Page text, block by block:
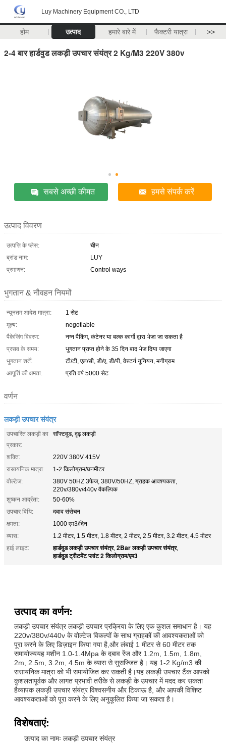
Luy Machinery Equipment CO., LTD
होम उत्पाद हमारे बारे में फैक्टरी यात्रा >>
2-4 बार हार्डवुड लकड़ी उपचार संयंत्र 2 Kg/M3 220V 380v
सबसे अच्छी कीमत हमसे संपर्क करें
उत्पाद विवरण
उत्पत्ति के प्लेस:
चीन
ब्रांड नाम:
LUY
प्रमाणन:
Control ways
भुगतान & नौवहन नियमों
न्यूनतम आदेश मात्रा:
1 सेट
मूल्य:
negotiable
पैकेजिंग विवरण:
नग्न पैकिंग, कंटेनर या बल्क कार्गो द्वारा भेजा जा सकता है
प्रसव के समय:
भुगतान प्राप्त होने के 35 दिन बाद भेज दिया जाएगा
भुगतान शर्तें:
टी/टी, एल/सी, डी/ए, डी/पी, वेस्टर्न यूनियन, मनीग्राम
आपूर्ति की क्षमता:
प्रति वर्ष 5000 सेट
वर्णन
लकड़ी उपचार संयंत्र
उपचारित लकड़ी का
प्रकार:
सॉफ्टवुड, दृढ़ लकड़ी
शक्ति:
220V 380V 415V
रासायनिक मात्रा:
1-2 किलोग्राम/घनमीटर
वोल्टेज:
380V 50HZ 3फेज, 380V/50HZ, ग्राहक आवश्यकता,
220v/380v/440v वैकल्पिक
शुष्कन आर्द्रता:
50-60%
उपचार विधि:
दबाव संसेचन
क्षमता:
1000 एम3/दिन
व्यास:
1.2 मीटर, 1.5 मीटर, 1.8 मीटर, 2 मीटर, 2.5 मीटर, 3.2 मीटर, 4.5 मीटर
हाई लाइट:
हार्डवुड लकड़ी उपचार संयंत्र, 2Bar लकड़ी उपचार संयंत्र,
हार्डवुड ट्रीटमेंट प्लांट 2 किलोग्राम/एम3
उत्पाद का वर्णन:
लकड़ी उपचार संयंत्र लकड़ी उपचार प्रक्रिया के लिए एक कुशल समाधान है। यह
220v/380v/440v के वोल्टेज विकल्पों के साथ ग्राहकों की आवश्यकताओं को
पूरा करने के लिए डिज़ाइन किया गया है,और लंबाई 1 मीटर से 60 मीटर तक
समायोज्ययह मशीन 1.0-1.4Mpa के दबाव रेंज और 1.2m, 1.5m, 1.8m,
2m, 2.5m, 3.2m, 4.5m के व्यास से सुसज्जित है। यह 1-2 Kg/m3 की
रासायनिक मात्रा को भी समायोजित कर सकती है।यह लकड़ी उपचार टैंक आपको
कुशलतापूर्वक और लागत प्रभावी तरीके से लकड़ी के उपचार में मदद कर सकता
हैव्यापक लकड़ी उपचार संयंत्र विश्वसनीय और टिकाऊ है, और आपकी विशिष्ट
आवश्यकताओं को पूरा करने के लिए अनुकूलित किया जा सकता है।
विशेषताएं:
उत्पाद का नामः लकड़ी उपचार संयंत्र